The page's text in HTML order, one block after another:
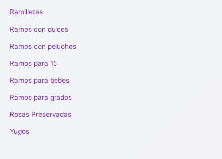
Ramilletes
Ramos con dulces
Ramos con peluches
Ramos para 15
Ramos para bebes
Ramos para grados
Rosas Preservadas
Yugos